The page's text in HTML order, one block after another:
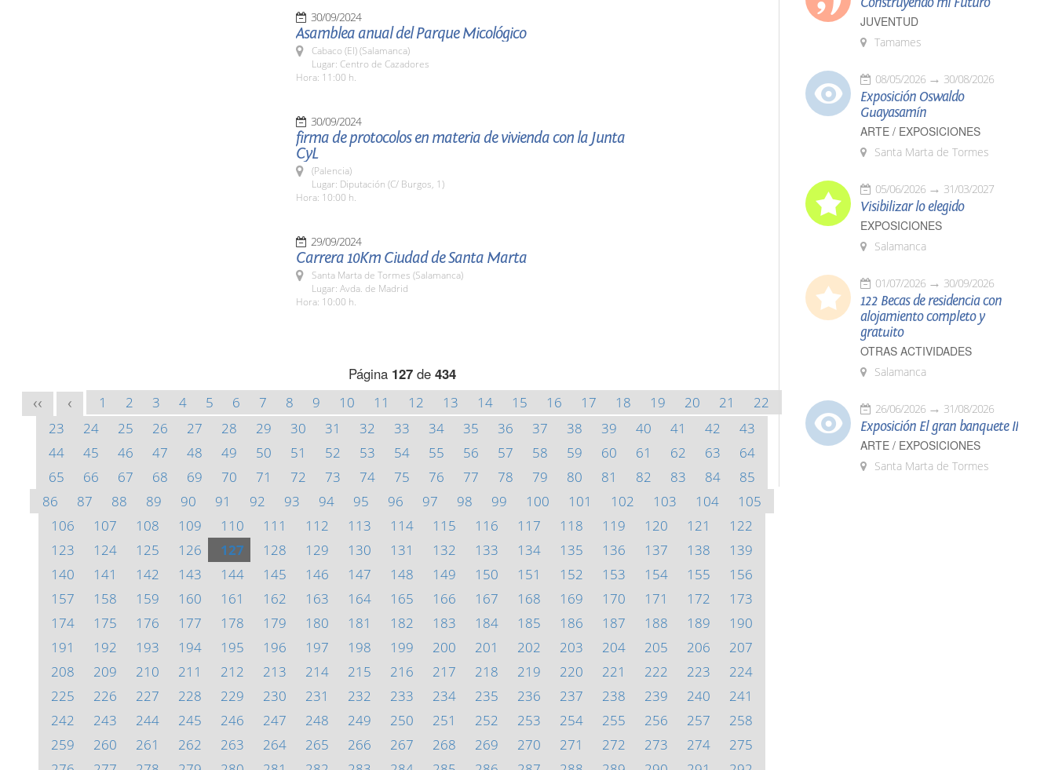
30/09/2024
Asamblea anual del Parque Micológico
Cabaco (El) (Salamanca)
Lugar: Centro de Cazadores
Hora: 11:00 h.
30/09/2024
firma de protocolos en materia de vivienda con la Junta
CyL
(Palencia)
Lugar: Diputación (C/ Burgos, 1)
Hora: 10:00 h.
29/09/2024
Carrera 10Km Ciudad de Santa Marta
Santa Marta de Tormes (Salamanca)
Lugar: Avda. de Madrid
Hora: 10:00 h.
Página 127de 434
<< < 1 2 3 4 5 6 7 8 9 10 11 12 13 14 15 16 17 18 19 20 21
22
23
24 25 26 27 28 29 30 31 32 33 34 35 36 37 38 39 40 41 42
43
44
45 46 47 48 49 50 51 52 53 54 55 56 57 58 59 60 61 62 63
64
65
66 67 68 69 70 71 72 73 74 75 76 77 78 79 80 81 82 83 84
85
86
87 88 89 90 91 92 93 94 95 96 97 98 99 100 101 102 103 104
105
106
107 108 109 110 111 112 113 114 115 116 117 118 119 120 121
122
123
124 125 126 127 128 129 130 131 132 133 134 135 136 137 138
139
140
141 142 143 144 145 146 147 148 149 150 151 152 153 154 155
156
157
158 159 160 161 162 163 164 165 166 167 168 169 170 171 172
173
174
175 176 177 178 179 180 181 182 183 184 185 186 187 188 189
190
191
192 193 194 195 196 197 198 199 200 201 202 203 204 205 206
207
208
209 210 211 212 213 214 215 216 217 218 219 220 221 222 223
224
225
226 227 228 229 230 231 232 233 234 235 236 237 238 239 240
241
242
243 244 245 246 247 248 249 250 251 252 253 254 255 256 257
258
259
260 261 262 263 264 265 266 267 268 269 270 271 272 273 274
275
JUVENTUD
Tamames
08/05/2026 30/08/2026
Exposición Oswaldo
Guayasamín
ARTE / EXPOSICIONES
Santa Marta de Tormes
05/06/2026 31/03/2027
Visibilizar lo elegido
EXPOSICIONES
Salamanca
01/07/2026 30/09/2026
122 Becas de residencia con
alojamiento completo y
gratuito
OTRAS ACTIVIDADES
Salamanca
26/06/2026 31/08/2026
Exposición El gran banquete II
ARTE / EXPOSICIONES
Santa Marta de Tormes